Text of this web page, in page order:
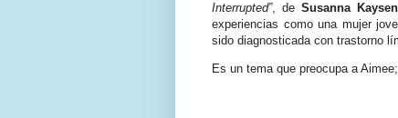
Interrupted”, de Susanna Kaysen
experiencias como una mujer
sido diagnosticada con trastorno
Es un tema que preocupa a